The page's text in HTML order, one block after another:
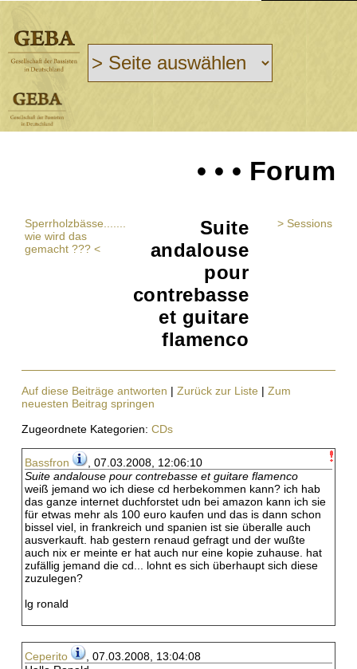
• • • Forum
Sperrholzbässe.......
wie wird das
gemacht ??? <
Suite
andalouse
pour
contrebasse
et guitare
flamenco
> Sessions
Auf diese Beiträge antworten | Zurück zur Liste | Zum
neuesten Beitrag springen
Zugeordnete Kategorien: CDs
Bassfron
, 07.03.2008, 12:06:10
Suite andalouse pour contrebasse et guitare flamenco
weiß jemand wo ich diese cd herbekommen kann? ich hab
das ganze internet duchforstet udn bei amazon kann ich sie
für etwas mehr als 100 euro kaufen und das is dann schon
bissel viel, in frankreich und spanien ist sie überalle auch
ausverkauft. hab gestern renaud gefragt und der wußte
auch nix er meinte er hat auch nur eine kopie zuhause. hat
zufällig jemand die cd... lohnt es sich überhaupt sich diese
zuzulegen?
lg ronald
Ceperito
, 07.03.2008, 13:04:08